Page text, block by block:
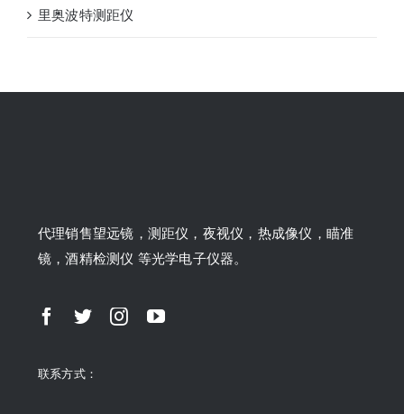
里奥波特测距仪
代理销售望远镜，测距仪，夜视仪，热成像仪，瞄准
镜，酒精检测仪 等光学电子仪器。
联系方式：